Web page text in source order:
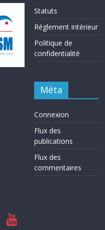
Statuts
Réglement intérieur
Politique de
confidentialité
Méta
Connexion
Flux des
publications
Flux des
commentaires